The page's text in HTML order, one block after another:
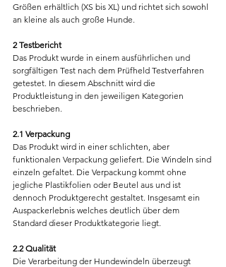
Größen erhältlich (XS bis XL) und richtet sich sowohl
an kleine als auch große Hunde.
2 Testbericht
Das Produkt wurde in einem ausführlichen und
sorgfältigen Test nach dem Prüfheld Testverfahren
getestet. In diesem Abschnitt wird die
Produktleistung in den jeweiligen Kategorien
beschrieben.
2.1 Verpackung
Das Produkt wird in einer schlichten, aber
funktionalen Verpackung geliefert. Die Windeln sind
einzeln gefaltet. Die Verpackung kommt ohne
jegliche Plastikfolien oder Beutel aus und ist
dennoch Produktgerecht gestaltet. Insgesamt ein
Auspackerlebnis welches deutlich über dem
Standard dieser Produktkategorie liegt.
2.2 Qualität
Die Verarbeitung der Hundewindeln überzeugt